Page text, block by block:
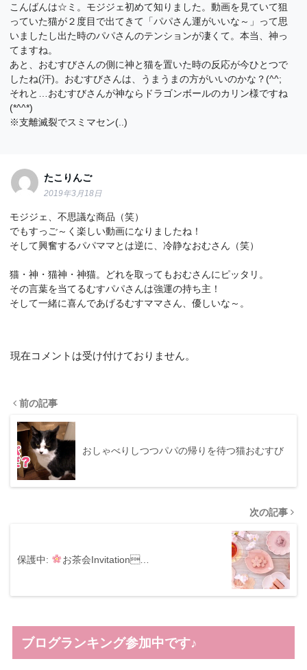
こんばんは☆ミ。モジジェ初めて知りました。動画を見ていて狙
っていた猫が２度目で出てきて「パパさん運がいいな～」って思
いましたし出た時のパパさんのテンションが凄くて。本当、神っ
てますね。
あと、おむすびさんの側に神と猫を置いた時の反応が今ひとつで
したね(汗)。おむすびさんは、うまうまの方がいいのかな？(^^;
それと…おむすびさんが神ならドラゴンボールのカリン様ですね
(*^^*)
※支離滅裂でスミマセン(..)
たこりんご
2019年3月18日
モジジェ、不思議な商品（笑）
でもすっご～く楽しい動画になりましたね！
そして興奮するパパママとは逆に、冷静なおむさん（笑）
猫・神・猫神・神猫。どれを取ってもおむさんにピッタリ。
その言葉を当てるむすパパさんは強運の持ち主！
そして一緒に喜んであげるむすママさん、優しいな～。
現在コメントは受け付けておりません。
前の記事
おしゃべりしつつパパの帰りを待つ猫おむすび
次の記事
保護中: お茶会Invitation…
ブログランキング参加中です♪